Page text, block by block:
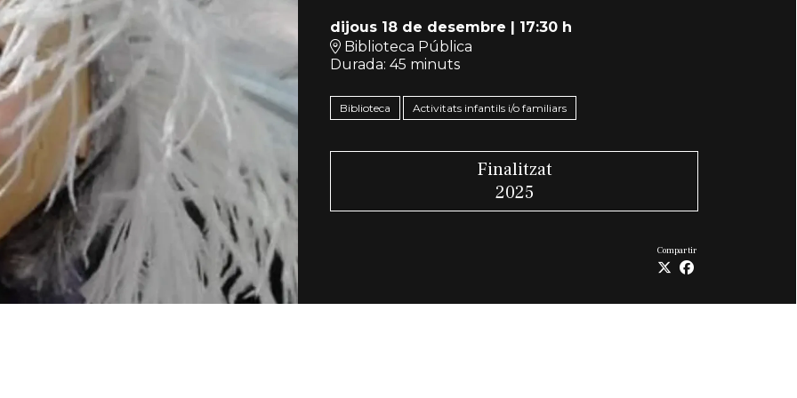
dijous 18 de desembre
17:30 h
Biblioteca Pública
Durada: 45 minuts
Biblioteca Activitats infantils i/o familiars
Finalitzat
2025
Compartir